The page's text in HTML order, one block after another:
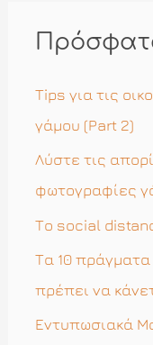
ή
η
σ
η
γ
Tips για τις
γάμου (Part 2)
Λύστε τις
φωτογραφίες
Το social
Τα 10
πρέπει να
Εντυπωσιακά